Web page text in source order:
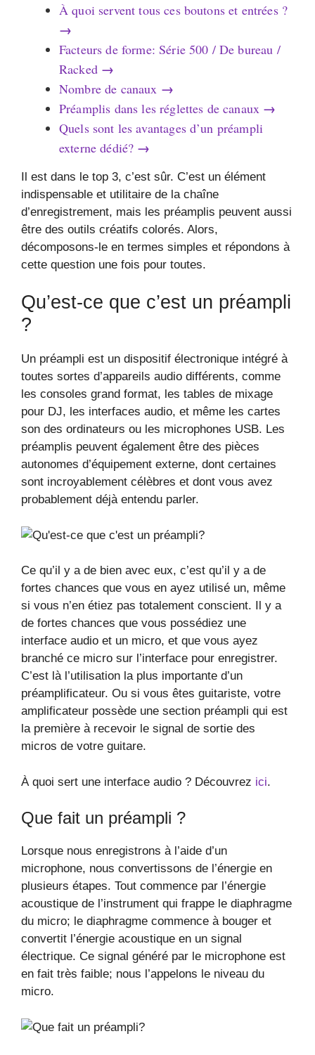
À quoi servent tous ces boutons et entrées ?
→
Facteurs de forme: Série 500 / De bureau /
Racked →
Nombre de canaux →
Préamplis dans les réglettes de canaux →
Quels sont les avantages d’un préampli
externe dédié? →
Il est dans le top 3, c’est sûr. C’est un élément
indispensable et utilitaire de la chaîne
d’enregistrement, mais les préamplis peuvent aussi
être des outils créatifs colorés. Alors,
décomposons-le en termes simples et répondons à
cette question une fois pour toutes.
Qu’est-ce que c’est un préampli
?
Un préampli est un dispositif électronique intégré à
toutes sortes d’appareils audio différents, comme
les consoles grand format, les tables de mixage
pour DJ, les interfaces audio, et même les cartes
son des ordinateurs ou les microphones USB. Les
préamplis peuvent également être des pièces
autonomes d’équipement externe, dont certaines
sont incroyablement célèbres et dont vous avez
probablement déjà entendu parler.
Ce qu’il y a de bien avec eux, c’est qu’il y a de
fortes chances que vous en ayez utilisé un, même
si vous n’en étiez pas totalement conscient. Il y a
de fortes chances que vous possédiez une
interface audio et un micro, et que vous ayez
branché ce micro sur l’interface pour enregistrer.
C’est là l’utilisation la plus importante d’un
préamplificateur. Ou si vous êtes guitariste, votre
amplificateur possède une section préampli qui est
la première à recevoir le signal de sortie des
micros de votre guitare.
À quoi sert une interface audio ? Découvrez ici.
Que fait un préampli ?
Lorsque nous enregistrons à l’aide d’un
microphone, nous convertissons de l’énergie en
plusieurs étapes. Tout commence par l’énergie
acoustique de l’instrument qui frappe le diaphragme
du micro; le diaphragme commence à bouger et
convertit l’énergie acoustique en un signal
électrique. Ce signal généré par le microphone est
en fait très faible; nous l’appelons le niveau du
micro.